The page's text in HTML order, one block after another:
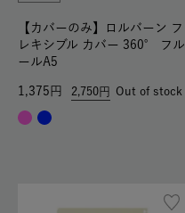
【カバーのみ】ロルバーン フ
レキシブル カバー 360° フル
ールA5
2,750
1,375 Out of stock